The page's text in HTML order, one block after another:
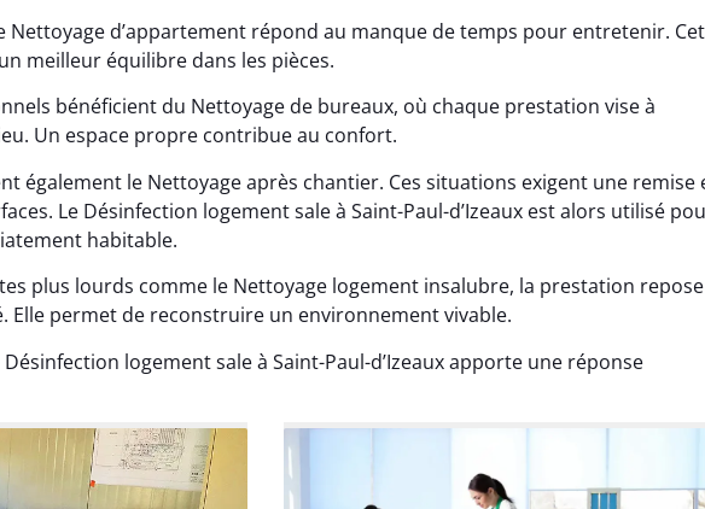
Nettoyage d’appartement répond au manque de temps pour entretenir.
meilleur équilibre dans les pièces.
bénéficient du Nettoyage de bureaux, où chaque prestation vise à
Un espace propre contribue au confort.
également le Nettoyage après chantier. Ces situations exigent une remise
Le Désinfection logement sale à Saint-Paul-d’Izeaux est alors utilisé
habitable.
plus lourds comme le Nettoyage logement insalubre, la prestation
Elle permet de reconstruire un environnement vivable.
logement sale à Saint-Paul-d’Izeaux apporte une réponse
Léana Gresset
15 décembre 2025
Nettoyage après chantier
très réussi. Tout a été remis
proprement.
16 octobre 2025
Nettoyage
rentrant chez soi.